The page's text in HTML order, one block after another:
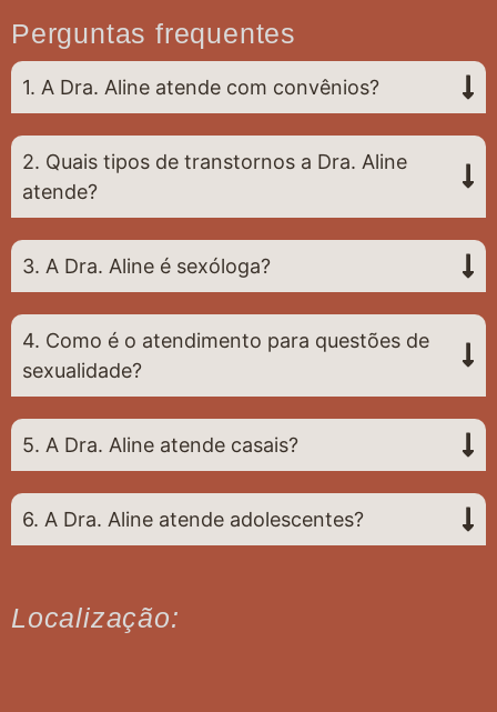
Perguntas frequentes
1. A Dra. Aline atende com convênios?
2. Quais tipos de transtornos a Dra. Aline
atende?
3. A Dra. Aline é sexóloga?
4. Como é o atendimento para questões de
sexualidade?
5. A Dra. Aline atende casais?
6. A Dra. Aline atende adolescentes?
Localização: